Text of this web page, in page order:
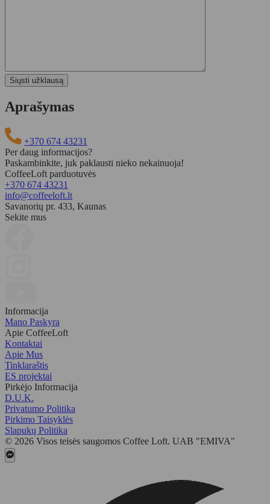
Aprašymas
+370 674 43231
Per daug informacijos?
Paskambinkite, juk paklausti nieko nekainuoja!
CoffeeLoft parduotuvės
+370 674 43231
info@coffeeloft.lt
Savanorių pr. 433, Kaunas
Sekite mus
Informacija
Mano Paskyra
Apie CoffeeLoft
Kontaktai
Apie Mus
Tinklaraštis
ES projektai
Pirkėjo Informacija
D.U.K.
Privatumo Politika
Pirkimo Taisyklės
Slapukų Politika
© 2026 Visos teisės saugomos Coffee Loft. UAB "EMIVA"